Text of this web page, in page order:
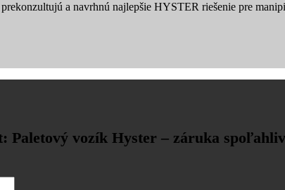
a navrhnú najlepšie HYSTER riešenie pre
Paletový vozík Hyster – záruka